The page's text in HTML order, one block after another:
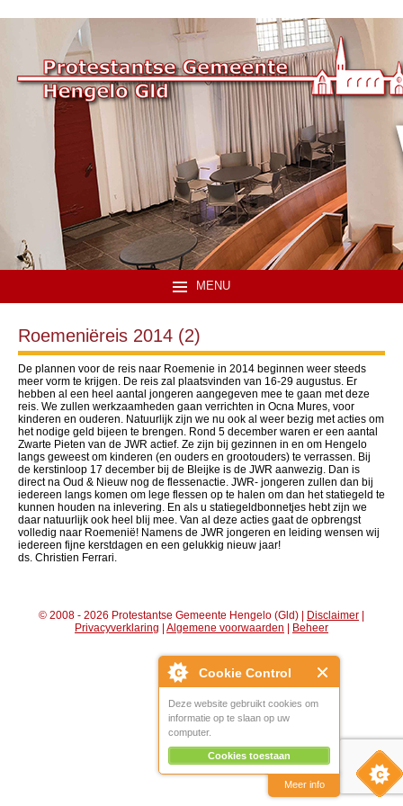
Cookie Control
Deze website gebruikt cookies om
informatie op te slaan op uw
computer.
Cookies toestaan
Meer info
MENU
Roemeniëreis 2014 (2)
De plannen voor de reis naar Roemenie in 2014 beginnen weer steeds
meer vorm te krijgen. De reis zal plaatsvinden van 16-29 augustus. Er
hebben al een heel aantal jongeren aangegeven mee te gaan met deze
reis. We zullen werkzaamheden gaan verrichten in Ocna Mures, voor
kinderen en ouderen. Natuurlijk zijn we nu ook al weer bezig met acties om
het nodige geld bijeen te brengen. Rond 5 december waren er een aantal
Zwarte Pieten van de JWR actief. Ze zijn bij gezinnen in en om Hengelo
langs geweest om kinderen (en ouders en grootouders) te verrassen. Bij
de kerstinloop 17 december bij de Bleijke is de JWR aanwezig. Dan is
direct na Oud & Nieuw nog de flessenactie. JWR- jongeren zullen dan bij
iedereen langs komen om lege flessen op te halen om dan het statiegeld te
kunnen houden na inlevering. En als u statiegeldbonnetjes hebt zijn we
daar natuurlijk ook heel blij mee. Van al deze acties gaat de opbrengst
volledig naar Roemenië! Namens de JWR jongeren en leiding wensen wij
iedereen fijne kerstdagen en een gelukkig nieuw jaar!
ds. Christien Ferrari.
© 2008 - 2026 Protestantse Gemeente Hengelo (Gld) | Disclaimer |
Privacyverklaring | Algemene voorwaarden | Beheer